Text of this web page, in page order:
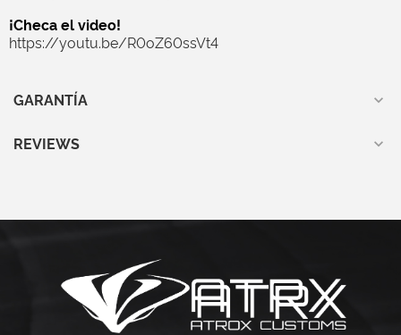
¡Checa el video!
https://youtu.be/R0oZ60ssVt4
GARANTÍA
REVIEWS